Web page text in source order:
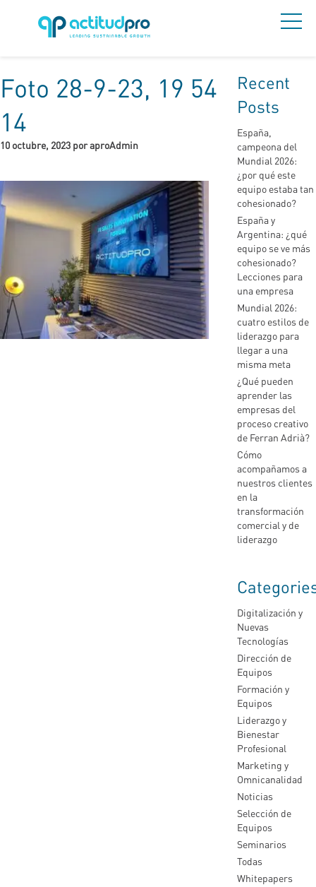
Foto 28-9-23, 19 54
14
10 octubre, 2023 por aproAdmin
Recent
Posts
España,
campeona del
Mundial 2026:
¿por qué este
equipo estaba tan
cohesionado?
España y
Argentina: ¿qué
equipo se ve más
cohesionado?
Lecciones para
una empresa
Mundial 2026:
cuatro estilos de
liderazgo para
llegar a una
misma meta
¿Qué pueden
aprender las
empresas del
proceso creativo
de Ferran Adrià?
Cómo
acompañamos a
nuestros clientes
en la
transformación
comercial y de
liderazgo
Digitalización y
Nuevas
Tecnologías
Dirección de
Equipos
Formación y
Equipos
Liderazgo y
Bienestar
Profesional
Marketing y
Omnicanalidad
Noticias
Selección de
Equipos
Seminarios
Todas
Whitepapers